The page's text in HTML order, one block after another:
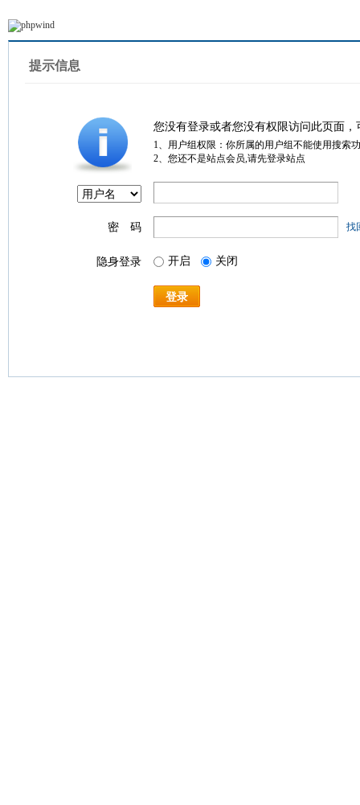
提示信息
您没有登录或者您没有权限访问此页面
1、用户组权限：你所属的用户组不能使用搜索
2、您还不是站点会员,请先登录站点
密 码 找
隐身登录 开启 关闭
登录